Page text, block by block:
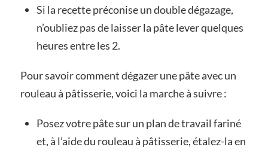
Si la recette préconise un double dégazage,
n’oubliez pas de laisser la pâte lever quelques
heures entre les 2.
Pour savoir comment dégazer une pâte avec un
rouleau à pâtisserie, voici la marche à suivre :
Posez votre pâte sur un plan de travail fariné
et, à l’aide du rouleau à pâtisserie, étalez-la en